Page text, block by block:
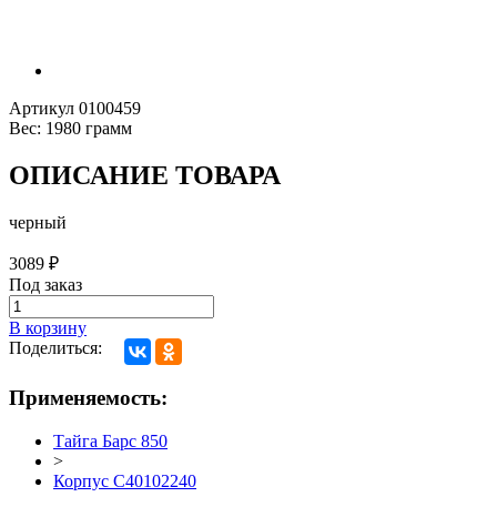
Артикул 0100459
Вес: 1980 грамм
ОПИСАНИЕ ТОВАРА
черный
3089 ₽
Под заказ
В корзину
Поделиться:
Применяемость:
Тайга Барс 850
>
Корпус C40102240